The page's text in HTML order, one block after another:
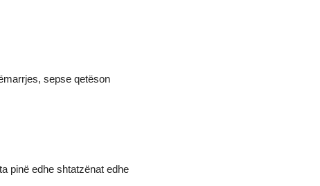
sepse qetëson
pinë edhe shtatzënat edhe